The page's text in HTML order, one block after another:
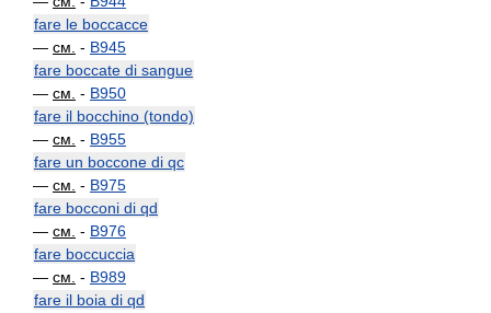
fare le boccacce
— см. - B945
fare boccate di sangue
— см. - B950
fare il bocchino (tondo)
— см. - B955
fare un boccone di qc
— см. - B975
fare bocconi di qd
— см. - B976
fare boccuccia
— см. - B989
fare il boia di qd